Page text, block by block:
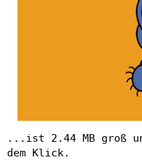
...ist 2.44 MB groß
dem Klick.